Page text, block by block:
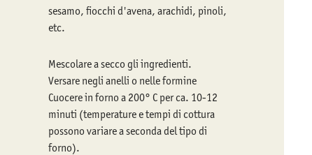
sesamo, fiocchi d'avena, arachidi, pinoli,
etc.
Mescolare a secco gli ingredienti.
Versare negli anelli o nelle formine
Cuocere in forno a 200° C per ca. 10-12
minuti (temperature e tempi di cottura
possono variare a seconda del tipo di
forno).